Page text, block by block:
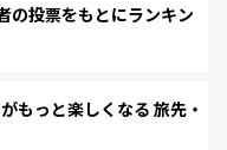
投票をもとにランキン
っと楽しくなる 旅先・